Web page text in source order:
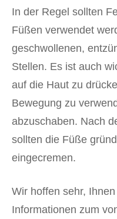
In der Regel sollten
Füßen verwendet
geschwollenen,
Stellen. Es ist auch
auf die Haut zu
Bewegung zu
abzuschaben. Nach
sollten die Füße
eingecremen.
Wir hoffen sehr,
Informationen zum